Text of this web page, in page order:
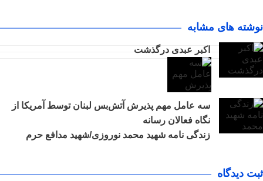
نوشته های مشابه
اکبر عبدی درگذشت
سه عامل مهم پذیرش آتش‌بس لبنان توسط آمریکا از
نگاه فعالان رسانه
زندگی نامه شهید محمد نوروزی/شهید مدافع حرم
ثبت دیدگاه